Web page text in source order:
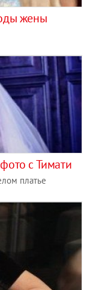
жены
с Тимати
платье